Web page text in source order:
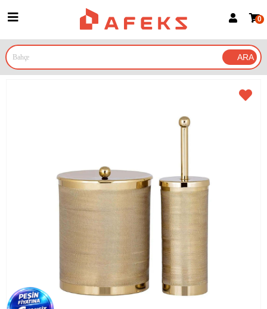
Google İle Bağlan
0